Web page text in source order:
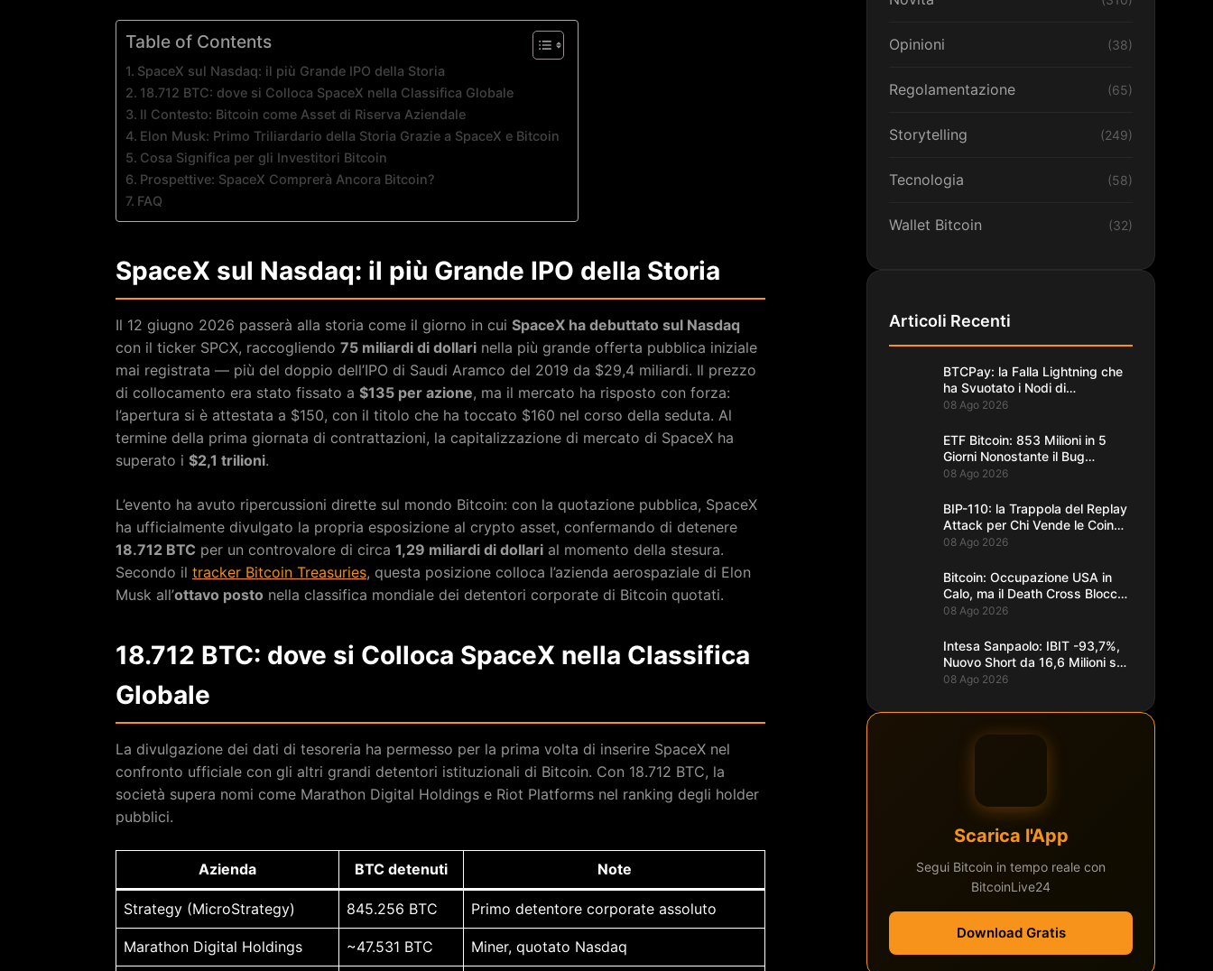
Table of Contents
SpaceX sul Nasdaq: il più Grande IPO della Storia
18.712 BTC: dove si Colloca SpaceX nella Classifica Globale
Il Contesto: Bitcoin come Asset di Riserva Aziendale
Elon Musk: Primo Triliardario della Storia Grazie a SpaceX e Bitcoin
Cosa Significa per gli Investitori Bitcoin
Prospettive: SpaceX Comprerà Ancora Bitcoin?
FAQ
SpaceX sul Nasdaq: il più Grande IPO della Storia
Il 12 giugno 2026 passerà alla storia come il giorno in cui SpaceX ha debuttato sul Nasdaq
con il ticker SPCX, raccogliendo 75 miliardi di dollari nella più grande offerta pubblica iniziale
mai registrata — più del doppio dell’IPO di Saudi Aramco del 2019 da $29,4 miliardi. Il prezzo
di collocamento era stato fissato a $135 per azione, ma il mercato ha risposto con forza:
l’apertura si è attestata a $150, con il titolo che ha toccato $160 nel corso della seduta. Al
termine della prima giornata di contrattazioni, la capitalizzazione di mercato di SpaceX ha
superato i $2,1 trilioni.
L’evento ha avuto ripercussioni dirette sul mondo Bitcoin: con la quotazione pubblica, SpaceX
ha ufficialmente divulgato la propria esposizione al crypto asset, confermando di detenere
18.712 BTC per un controvalore di circa 1,29 miliardi di dollari al momento della stesura.
Secondo il tracker Bitcoin Treasuries, questa posizione colloca l’azienda aerospaziale di Elon
Musk all’ottavo posto nella classifica mondiale dei detentori corporate di Bitcoin quotati.
18.712 BTC: dove si Colloca SpaceX nella Classifica
Globale
La divulgazione dei dati di tesoreria ha permesso per la prima volta di inserire SpaceX nel
confronto ufficiale con gli altri grandi detentori istituzionali di Bitcoin. Con 18.712 BTC, la
società supera nomi come Marathon Digital Holdings e Riot Platforms nel ranking degli holder
pubblici.
Azienda BTC detenuti Note
Strategy (MicroStrategy) 845.256 BTC Primo detentore corporate assoluto
Marathon Digital Holdings ~47.531 BTC Miner, quotato Nasdaq
Opinioni (38)
Regolamentazione (65)
Storytelling (249)
Tecnologia (58)
Wallet Bitcoin (32)
Articoli Recenti
BTCPay: la Falla Lightning che
ha Svuotato i Nodi di
Foundation
08 Ago 2026
ETF Bitcoin: 853 Milioni in 5
Giorni Nonostante il Bug
Coldcard
08 Ago 2026
BIP-110: la Trappola del Replay
Attack per Chi Vende le Coin
del Fork
08 Ago 2026
Bitcoin: Occupazione USA in
Calo, ma il Death Cross Blocca
il Rally
08 Ago 2026
Intesa Sanpaolo: IBIT -93,7%,
Nuovo Short da 16,6 Milioni su
Bitcoin
08 Ago 2026
Scarica l'App
Segui Bitcoin in tempo reale con
BitcoinLive24
Download Gratis